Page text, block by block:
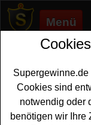
Menü
Supergewinne.de>
Anzeige:
Anzeige:
Cookies sind
notwendig oder
benötigen wir Ihre